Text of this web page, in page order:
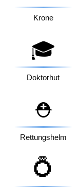
Krone
🎓
Doktorhut
⛑️
Rettungshelm
💍